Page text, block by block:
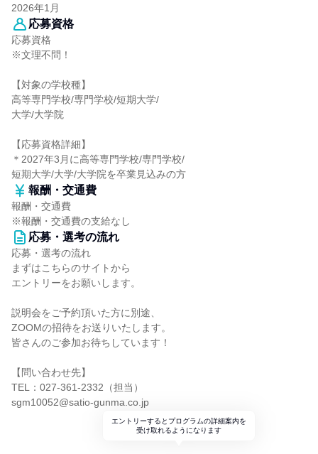
2026年1月
応募資格
応募資格
※文理不問！
【対象の学校種】
高等専門学校/専門学校/短期大学/
大学/大学院
【応募資格詳細】
＊2027年3月に高等専門学校/専門学校/
短期大学/大学/大学院を卒業見込みの方
報酬・交通費
報酬・交通費
※報酬・交通費の支給なし
応募・選考の流れ
応募・選考の流れ
まずはこちらのサイトから
エントリーをお願いします。
説明会をご予約頂いた方に別途、
ZOOMの招待をお送りいたします。
皆さんのご参加お待ちしています！
【問い合わせ先】
TEL：027-361-2332（担当）
sgm10052@satio-gunma.co.jp
エントリーするとプログラムの詳細案内を
受け取れるようになります